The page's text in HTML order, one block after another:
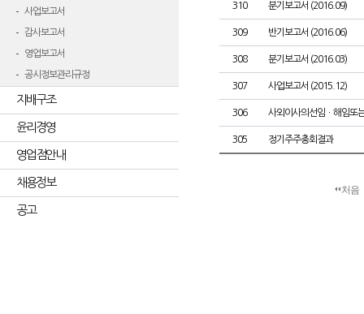
사업보고서
감사보고서
영업보고서
공시정보관리규정
지배구조
윤리경영
영업점안내
채용정보
공고
310 분기보고서 (2016.09)
309 반기보고서 (2016.06)
308 분기보고서 (2016.03)
307 사업보고서 (2015.12)
306 사외이사의선임ㆍ해임또
305 정기주주총회결과
처음